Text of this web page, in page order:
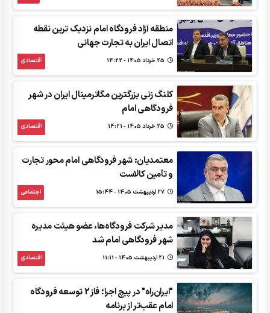
منطقه آزاد فرودگاه امام نزدیک ترین نقطه
اتصال ایران به تجارت جهانی
اقتصادی
کلنگ زنی بزرگترین مگاترمینال ایران در شهر
فرودگاهی امام
اقتصادی
معتمدیان: شهر فرودگاهی امام محور تجارت
و تأمین کالاست
اجتماعی
مدیر شرکت فرودگاه‌ها، عضو هیئت مدیره
شهر فرودگاهی امام شد
اقتصادی
"ایران‌راه" در پیچ اجرا؛ فاز 2 توسعه فرودگاه
امام عقب‌تر از برنامه